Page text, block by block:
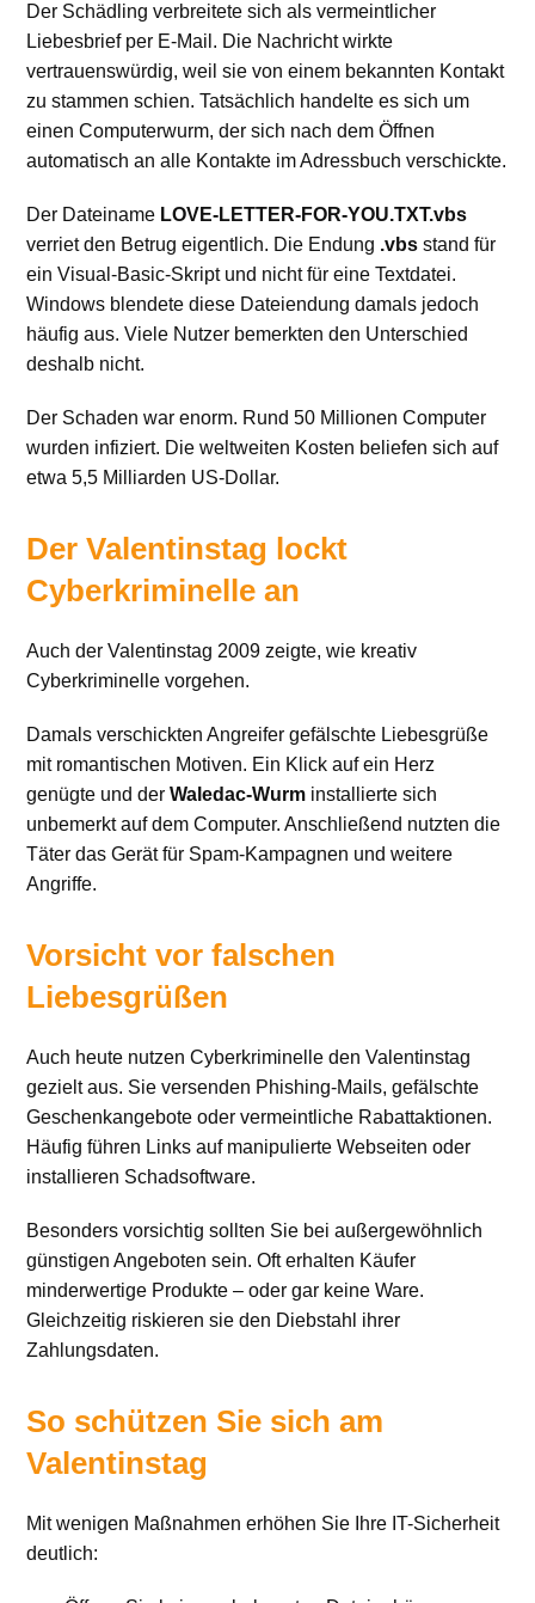
Der Schädling verbreitete sich als vermeintlicher
Liebesbrief per E-Mail. Die Nachricht wirkte
vertrauenswürdig, weil sie von einem bekannten Kontakt
zu stammen schien. Tatsächlich handelte es sich um
einen Computerwurm, der sich nach dem Öffnen
automatisch an alle Kontakte im Adressbuch verschickte.
Der Dateiname LOVE-LETTER-FOR-YOU.TXT.vbs
verriet den Betrug eigentlich. Die Endung .vbs stand für
ein Visual-Basic-Skript und nicht für eine Textdatei.
Windows blendete diese Dateiendung damals jedoch
häufig aus. Viele Nutzer bemerkten den Unterschied
deshalb nicht.
Der Schaden war enorm. Rund 50 Millionen Computer
wurden infiziert. Die weltweiten Kosten beliefen sich auf
etwa 5,5 Milliarden US-Dollar.
Der Valentinstag lockt
Cyberkriminelle an
Auch der Valentinstag 2009 zeigte, wie kreativ
Cyberkriminelle vorgehen.
Damals verschickten Angreifer gefälschte Liebesgrüße
mit romantischen Motiven. Ein Klick auf ein Herz
genügte und derWaledac-Wurm installierte sich
unbemerkt auf dem Computer. Anschließend nutzten die
Täter das Gerät für Spam-Kampagnen und weitere
Angriffe.
Vorsicht vor falschen
Liebesgrüßen
Auch heute nutzen Cyberkriminelle den Valentinstag
gezielt aus. Sie versenden Phishing-Mails, gefälschte
Geschenkangebote oder vermeintliche Rabattaktionen.
Häufig führen Links auf manipulierte Webseiten oder
installieren Schadsoftware.
Besonders vorsichtig sollten Sie bei außergewöhnlich
günstigen Angeboten sein. Oft erhalten Käufer
minderwertige Produkte – oder gar keine Ware.
Gleichzeitig riskieren sie den Diebstahl ihrer
Zahlungsdaten.
So schützen Sie sich am
Valentinstag
Mit wenigen Maßnahmen erhöhen Sie Ihre IT-Sicherheit
deutlich: